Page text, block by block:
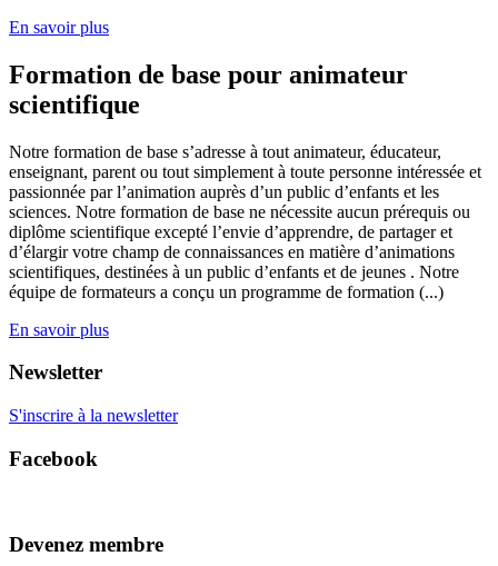
En savoir plus
Formation de base pour animateur
scientifique
Notre formation de base s’adresse à tout animateur, éducateur,
enseignant, parent ou tout simplement à toute personne intéressée et
passionnée par l’animation auprès d’un public d’enfants et les
sciences. Notre formation de base ne nécessite aucun prérequis ou
diplôme scientifique excepté l’envie d’apprendre, de partager et
d’élargir votre champ de connaissances en matière d’animations
scientifiques, destinées à un public d’enfants et de jeunes . Notre
équipe de formateurs a conçu un programme de formation (...)
En savoir plus
Newsletter
S'inscrire à la newsletter
Facebook
Devenez membre